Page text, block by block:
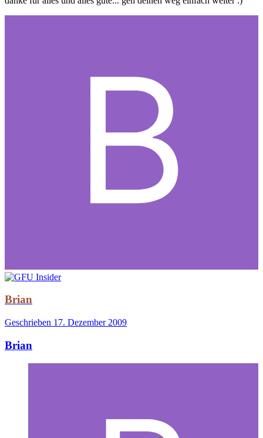
Brian
Geschrieben 17. Dezember 2009
Brian